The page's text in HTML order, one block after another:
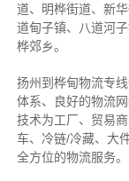
道、明桦街道、新
道甸子镇、八道河
桦郊乡。
扬州到桦甸物流专
体系、良好的物流
技术为工厂、贸易
车、冷链/冷藏、大
全方位的物流服务。